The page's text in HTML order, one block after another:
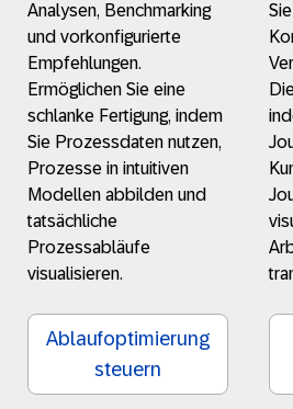
Analysen, Benchmarking
und vorkonfigurierte
Empfehlungen.
Ermöglichen Sie eine
schlanke Fertigung, indem
Sie Prozessdaten nutzen,
Prozesse in intuitiven
Modellen abbilden und
tatsächliche
Prozessabläufe
visualisieren.
Ablaufoptimierung
steuern